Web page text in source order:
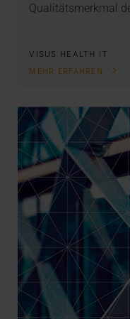
Qualitätsmerkmal
VISUS HEALTH IT
MEHR ERFAHREN